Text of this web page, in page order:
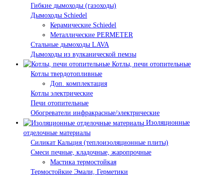
Гибкие дымоходы (газоходы)
Дымоходы Schiedel
Керамические Schiedel
Металлические PERMETER
Стальные дымоходы LAVA
Дымоходы из вулканической пемзы
Котлы, печи отопительные
Котлы твердотопливные
Доп. комплектация
Котлы электрические
Печи отопительные
Обогреватели инфракрасные/электрические
Изоляционные
отделочные материалы
Силикат Кальция (теплоизоляционные плиты)
Смеси печные, кладочные, жаропрочные
Мастика термостойкая
Термостойкие Эмали, Герметики